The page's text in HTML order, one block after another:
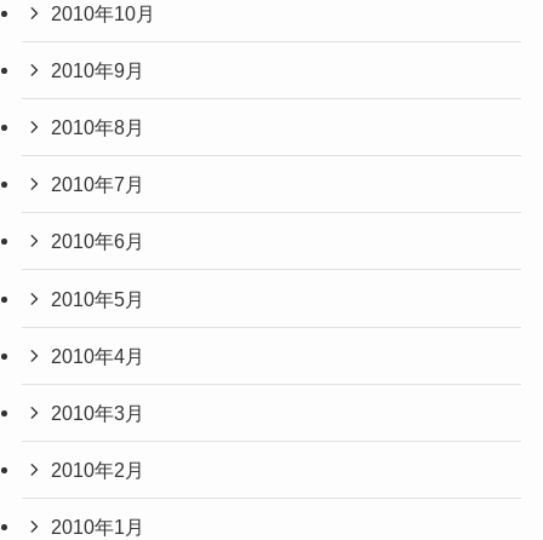
2010年10月
2010年9月
2010年8月
2010年7月
2010年6月
2010年5月
2010年4月
2010年3月
2010年2月
2010年1月